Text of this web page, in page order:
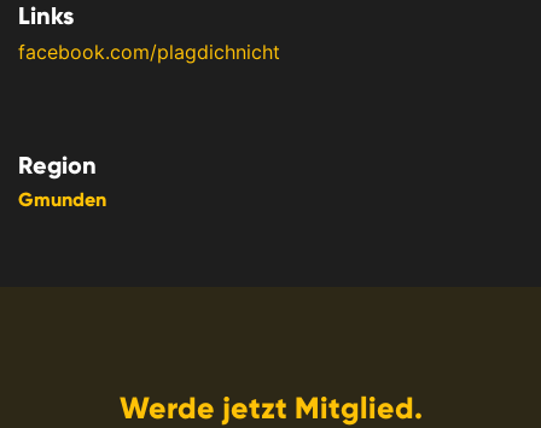
Links
facebook.com/plagdichnicht
Region
Gmunden
Werde jetzt Mitglied.